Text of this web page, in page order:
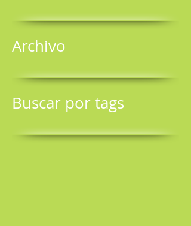
Archivo
Buscar por tags